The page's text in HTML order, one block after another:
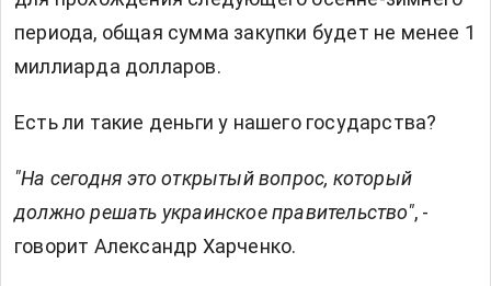
периода, общая сумма закупки будет не менее 1
миллиарда долларов.
Есть ли такие деньги у нашего государства?
"На сегодня это открытый вопрос, который
должно решать украинское правительство", -
говорит Александр Харченко.